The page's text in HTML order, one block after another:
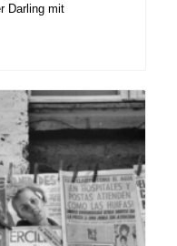
Darling mit